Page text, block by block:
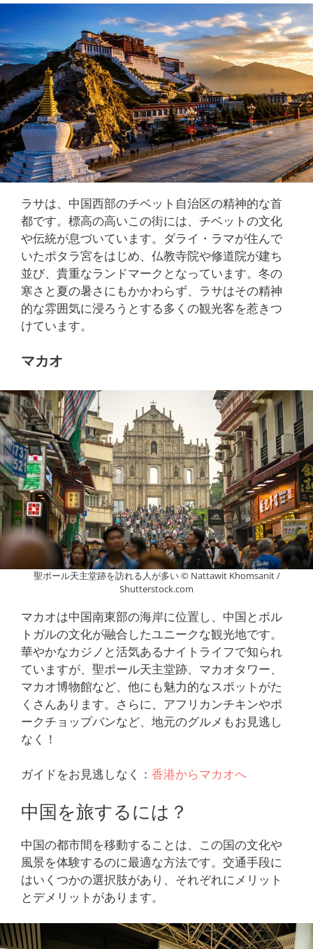
ラサは、中国西部のチベット自治区の精神的な首
都です。標高の高いこの街には、チベットの文化
や伝統が息づいています。ダライ・ラマが住んで
いたポタラ宮をはじめ、仏教寺院や修道院が建ち
並び、貴重なランドマークとなっています。冬の
寒さと夏の暑さにもかかわらず、ラサはその精神
的な雰囲気に浸ろうとする多くの観光客を惹きつ
けています。
マカオ
聖ポール天主堂跡を訪れる人が多い © Nattawit Khomsanit /
Shutterstock.com
マカオは中国南東部の海岸に位置し、中国とポル
トガルの文化が融合したユニークな観光地です。
華やかなカジノと活気あるナイトライフで知られ
ていますが、聖ポール天主堂跡、マカオタワー、
マカオ博物館など、他にも魅力的なスポットがた
くさんあります。さらに、アフリカンチキンやポ
ークチョップバンなど、地元のグルメもお見逃し
なく！
ガイドをお見逃しなく： 香港からマカオへ
中国を旅するには？
中国の都市間を移動することは、この国の文化や
風景を体験するのに最適な方法です。交通手段に
はいくつかの選択肢があり、それぞれにメリット
とデメリットがあります。